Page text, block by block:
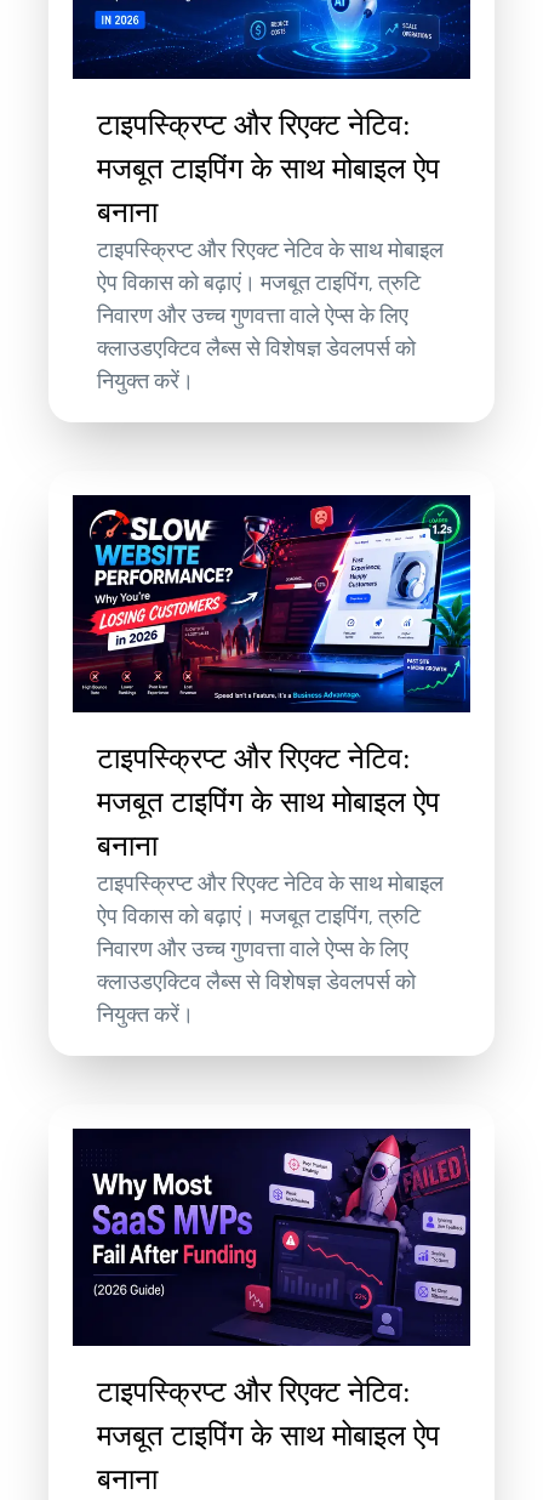
टाइपस्क्रिप्ट और रिएक्ट नेटिव:
मजबूत टाइपिंग के साथ मोबाइल ऐप
बनाना
टाइपस्क्रिप्ट और रिएक्ट नेटिव के साथ मोबाइल
ऐप विकास को बढ़ाएं। मजबूत टाइपिंग, त्रुटि
निवारण और उच्च गुणवत्ता वाले ऐप्स के लिए
क्लाउडएक्टिव लैब्स से विशेषज्ञ डेवलपर्स को
नियुक्त करें।
टाइपस्क्रिप्ट और रिएक्ट नेटिव:
मजबूत टाइपिंग के साथ मोबाइल ऐप
बनाना
टाइपस्क्रिप्ट और रिएक्ट नेटिव के साथ मोबाइल
ऐप विकास को बढ़ाएं। मजबूत टाइपिंग, त्रुटि
निवारण और उच्च गुणवत्ता वाले ऐप्स के लिए
क्लाउडएक्टिव लैब्स से विशेषज्ञ डेवलपर्स को
नियुक्त करें।
टाइपस्क्रिप्ट और रिएक्ट नेटिव:
मजबूत टाइपिंग के साथ मोबाइल ऐप
बनाना